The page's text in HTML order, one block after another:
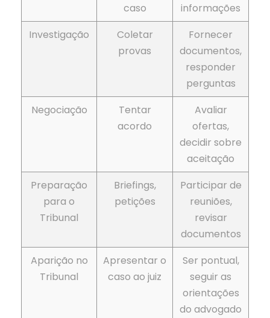
caso
informações
Investigação
Coletar
provas
Fornecer
documentos,
responder
perguntas
Negociação
Tentar
acordo
Avaliar
ofertas,
decidir sobre
aceitação
Preparação
para o
Tribunal
Briefings,
petições
Participar de
reuniões,
revisar
documentos
Aparição no
Tribunal
Apresentar o
caso ao juiz
Ser pontual,
seguir as
orientações
do advogado